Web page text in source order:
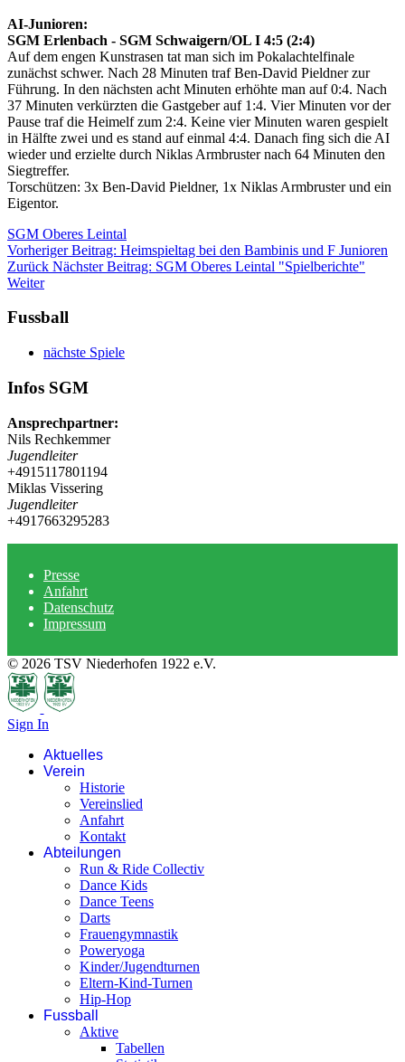
AI-Junioren:
SGM Erlenbach - SGM Schwaigern/OL I 4:5 (2:4)
Auf dem engen Kunstrasen tat man sich im Pokalachtelfinale
zunächst schwer. Nach 28 Minuten traf Ben-David Pieldner zur
Führung. In den nächsten acht Minuten erhöhte man auf 0:4. Nach
37 Minuten verkürzten die Gastgeber auf 1:4. Vier Minuten vor der
Pause traf die Heimelf zum 2:4. Keine vier Minuten waren gespielt
in Hälfte zwei und es stand auf einmal 4:4. Danach fing sich die AI
wieder und erzielte durch Niklas Armbruster nach 64 Minuten den
Siegtreffer.
Torschützen: 3x Ben-David Pieldner, 1x Niklas Armbruster und ein
Eigentor.
SGM Oberes Leintal
Vorheriger Beitrag: Heimspieltag bei den Bambinis und F Junioren
Zurück Nächster Beitrag: SGM Oberes Leintal "Spielberichte"
Weiter
Fussball
nächste Spiele
Infos SGM
Ansprechpartner:
Nils Rechkemmer
Jugendleiter
+4915117801194
Miklas Vissering
Jugendleiter
+4917663295283
Presse
Anfahrt
Datenschutz
Impressum
© 2026 TSV Niederhofen 1922 e.V.
Sign In
Aktuelles
Verein
Historie
Vereinslied
Anfahrt
Kontakt
Abteilungen
Run & Ride Collectiv
Dance Kids
Dance Teens
Darts
Frauengymnastik
Poweryoga
Kinder/Jugendturnen
Eltern-Kind-Turnen
Hip-Hop
Fussball
Aktive
Tabellen